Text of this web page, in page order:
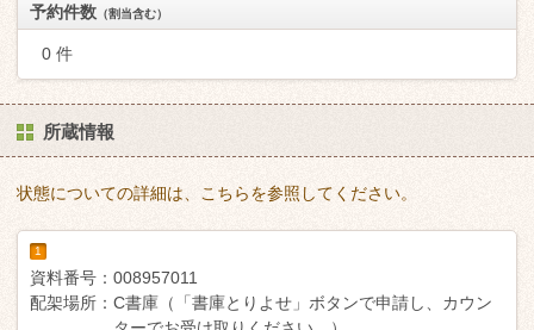
予約件数 （割当含む）
0 件
所蔵情報
状態についての詳細は、こちらを参照してください。
1
資料番号： 008957011
配架場所： C書庫（「書庫とりよせ」ボタンで申請し、カウン